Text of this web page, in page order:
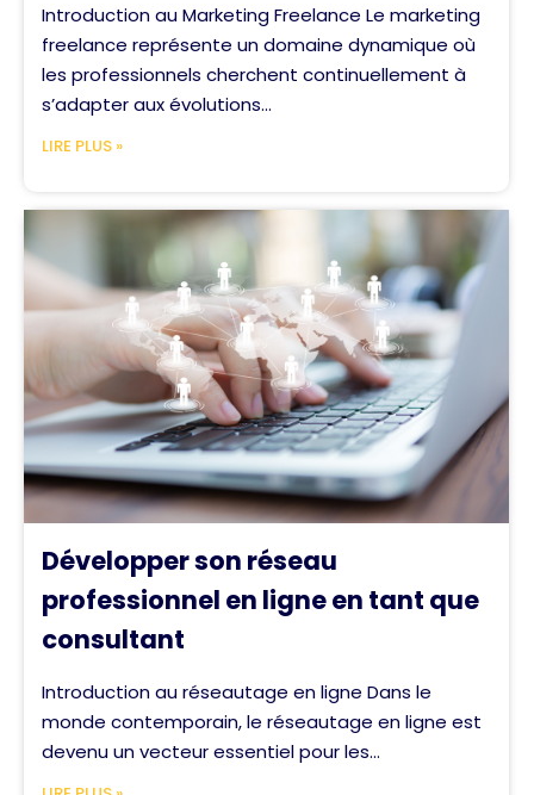
Introduction au Marketing Freelance Le marketing
freelance représente un domaine dynamique où
les professionnels cherchent continuellement à
s’adapter aux évolutions...
LIRE PLUS »
Développer son réseau
professionnel en ligne en tant que
consultant
Introduction au réseautage en ligne Dans le
monde contemporain, le réseautage en ligne est
devenu un vecteur essentiel pour les...